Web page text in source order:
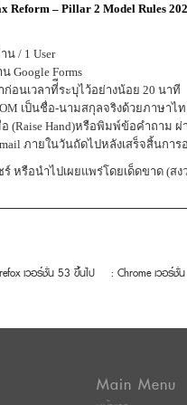
Reform – Pillar 2 Model Rules
/ 1 User
Google Forms
อนเวลาที่ีระบุไว้อย่างน้อย 20 นาที
เป็นชื่อ-นามสกุลจริงด้วยภาษาไ
(Raise Hand)หรือพิมพ์ข้อคำถาม
ภายในวันถัดไปหลังเสร็จสิ้นการ
หรือนำไปเผยแพร่โดยเด็ดขาด (ส
เวอร์ชั่น 53 ขึ้นไป : Chrome เวอร์ชั่
Main Menu